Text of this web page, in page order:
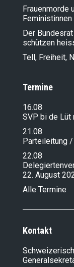
Frauenmorde
Der
schützen
Tell, Freiheit,
Termine
16.08
SVP bi de Lüt
21.08
Parteileitung
22.08
22. August
Alle Termine
Kontakt